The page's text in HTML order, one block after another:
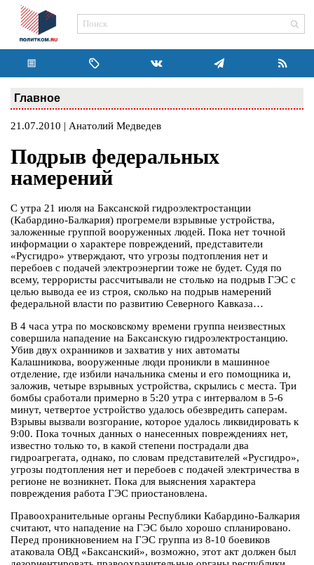
Главное
21.07.2010 | Анатолий Медведев
Подрыв федеральных
намерений
С утра 21 июля на Баксанской гидроэлектростанции
(Кабардино-Балкария) прогремели взрывные устройства,
заложенные группой вооруженных людей. Пока нет точной
информации о характере повреждений, представители
«Русгидро» утверждают, что угрозы подтопления нет и
перебоев с подачей электроэнергии тоже не будет. Судя по
всему, террористы рассчитывали не столько на подрыв ГЭС с
целью вывода ее из строя, сколько на подрыв намерений
федеральной власти по развитию Северного Кавказа…
В 4 часа утра по московскому времени группа неизвестных
совершила нападение на Баксанскую гидроэлектростанцию.
Убив двух охранников и захватив у них автоматы
Калашникова, вооруженные люди проникли в машинное
отделение, где избили начальника смены и его помощника и,
заложив, четыре взрывных устройства, скрылись с места. Три
бомбы сработали примерно в 5:20 утра с интервалом в 5-6
минут, четвертое устройство удалось обезвредить саперам.
Взрывы вызвали возгорание, которое удалось ликвидировать к
9:00. Пока точных данных о нанесенных повреждениях нет,
известно только то, в какой степени пострадали два
гидроагрегата, однако, по словам представителей «Русгидро»,
угрозы подтопления нет и перебоев с подачей электричества в
регионе не возникнет. Пока для выяснения характера
повреждения работа ГЭС приостановлена.
Правоохранительные органы Республики Кабардино-Балкария
считают, что нападение на ГЭС было хорошо спланировано.
Перед проникновением на ГЭС группа из 8-10 боевиков
атаковала ОВД «Баксанский», возможно, этот акт должен был